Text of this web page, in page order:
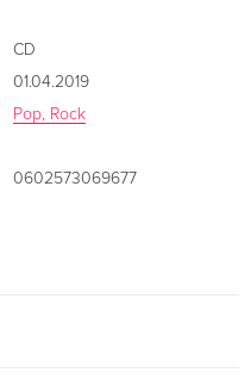
CD
01.04.2019
Pop, Rock
0602573069677